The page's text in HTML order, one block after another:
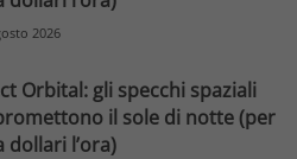
2026
Orbital: gli specchi spaziali
il sole di notte (per
dollari l’ora)